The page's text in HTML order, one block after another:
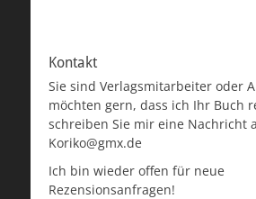
Kontakt
Sie sind Verlagsmitarbeiter oder
möchten gern, dass ich Ihr Buch
schreiben Sie mir eine Nachricht
Koriko@gmx.de
Ich bin wieder offen für neue
Rezensionsanfragen!